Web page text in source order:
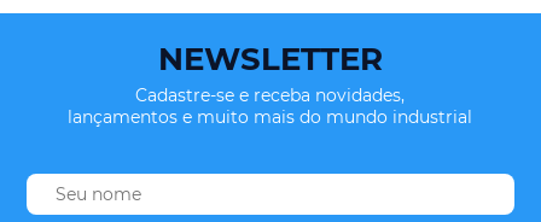
NEWSLETTER
Cadastre-se e receba novidades,
lançamentos e muito mais do mundo industrial